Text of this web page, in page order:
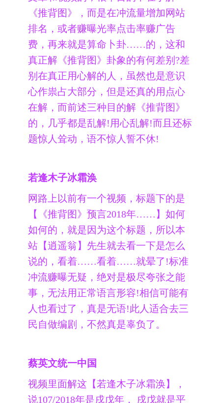
《推背图》，而是在冲流量增加网站
排名，或者赚曝光率点击率赚广告
费，再来就是算命卜卦……的，这和
真正解《推背图》卦象的有何差别?差
别在真正用心解的人，虽然也是意识
心作祟占大部分，但是还真的用点心
在解，而前述三种目的解《推背图》
的，几乎都是乱解!用心乱解!而且还标
题惊人耸动，语不惊人誓不休!
若逢木子冰霜涣
网路上以前有一个视频，标题下的是
【《推背图》预言2018年……】如何
如何的，就是因为这个标题，所以本
站【逍遥翁】先生就去看一下是怎么
说的，看着……看着……就晕了!标准
冲流赚曝无疑，绝对是极尽夸张之能
事，无法用正常语言形容!相信可能有
人也看过了，真是无语!此人适合去三
民自做编剧，不然真是辜负了。
蔡英文统一中国
视频里面解这【若逢木子冰霜涣】，
说107/2018年是戌戊年， 戌戊就是平